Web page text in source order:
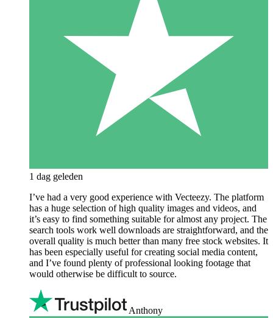
1 dag geleden
I’ve had a very good experience with Vecteezy. The platform
has a huge selection of high quality images and videos, and
it’s easy to find something suitable for almost any project. The
search tools work well downloads are straightforward, and the
overall quality is much better than many free stock websites. It
has been especially useful for creating social media content,
and I’ve found plenty of professional looking footage that
would otherwise be difficult to source.
Anthony